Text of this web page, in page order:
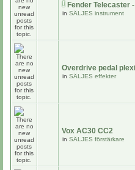
Fender Telecaster
in SÄLJES instrument
Overdrive pedal
in SÄLJES effekter
Vox AC30 CC2
in SÄLJES förstärkare